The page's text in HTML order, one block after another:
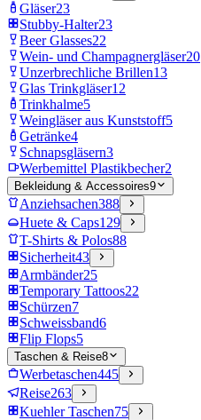
Gläser23
Stubby-Halter23
Beer Glasses22
Wein- und Champagnergläser20
Unzerbrechliche Brillen13
Glas Trinkgläser12
Trinkhalme5
Weingläser aus Kunststoff5
Getränke4
Schnapsgläsern3
Werbemittel Plastikbecher2
Bekleidung & Accessoires9
Anziehsachen388
Huete & Caps129
T-Shirts & Polos88
Sicherheit43
Armbänder25
Temporary Tattoos22
Schürzen7
Schweissband6
Flip Flops5
Taschen & Reise8
Werbetaschen445
Reise263
Kuehler Taschen75